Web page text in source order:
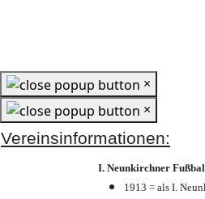
×
×
Vereinsinformationen:
I. Neunkirchner
1913 = als I.